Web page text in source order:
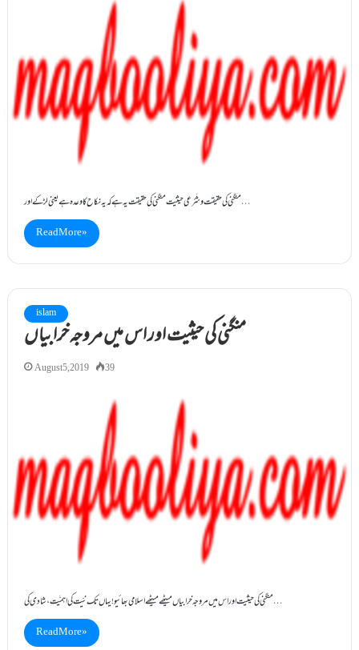
منگنی کی حقیقت و شَرْعی حیثیّت منگنی کی حقیقت یہ ہے کہ یہ نکاح کا وعدہ ہے یعنی لڑکے اور…
Read More »
islam
منگنی کی حیثیت اور اس میں مروجہ خرابیاں
August 5, 2019 39
منگنی کی حیثیت اور اس میں مروجہ خرابیاں میٹھے میٹھے اسلامی بھائیو! یہاں تک نیّت کی اہمیَّت ، شادی کی…
Read More »